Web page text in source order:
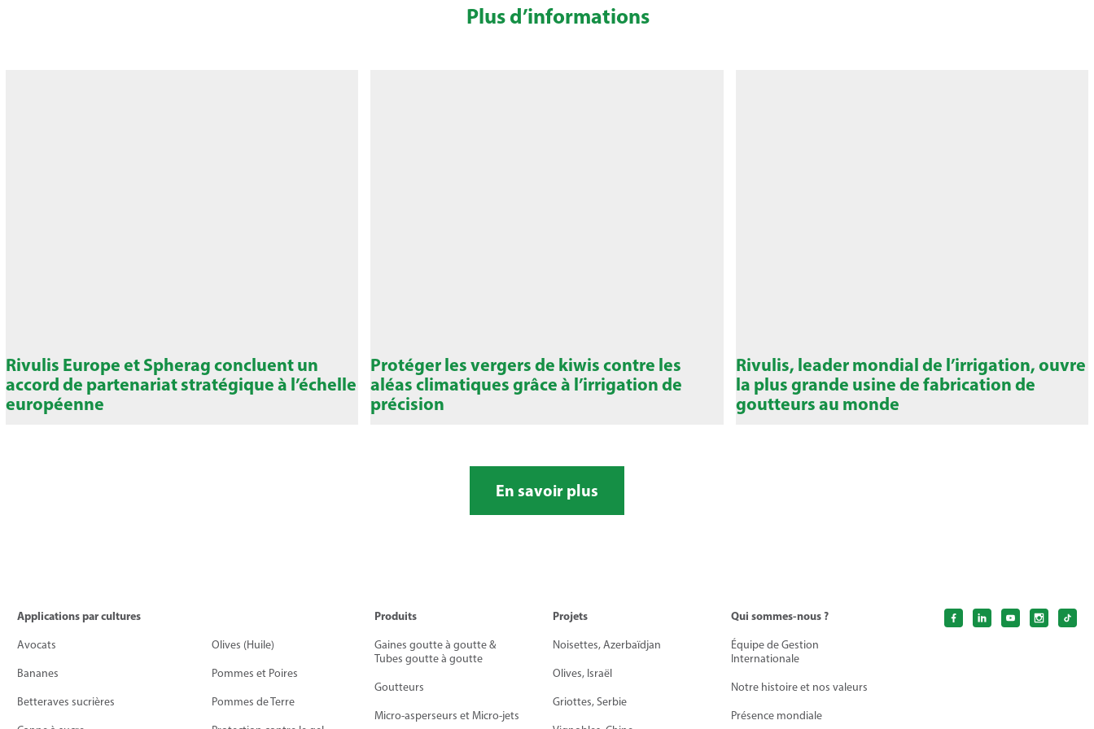
Plus d’informations
Rivulis Europe et Spherag concluent un
accord de partenariat stratégique à l’échelle
européenne
Protéger les vergers de kiwis contre les
aléas climatiques grâce à l’irrigation de
précision
Rivulis, leader mondial de l’irrigation, ouvre
la plus grande usine de fabrication de
goutteurs au monde
En savoir plus
Applications par cultures
Avocats
Bananes
Betteraves sucrières
Olives (Huile)
Pommes et Poires
Pommes de Terre
Produits
Gaines goutte à goutte &
Tubes goutte à goutte
Goutteurs
Micro-asperseurs et Micro-jets
Projets
Noisettes, Azerbaïdjan
Olives, Israël
Griottes, Serbie
Qui sommes-nous ?
Équipe de Gestion
Internationale
Notre histoire et nos valeurs
Présence mondiale